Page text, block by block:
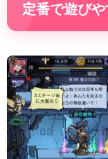
定番で遊び